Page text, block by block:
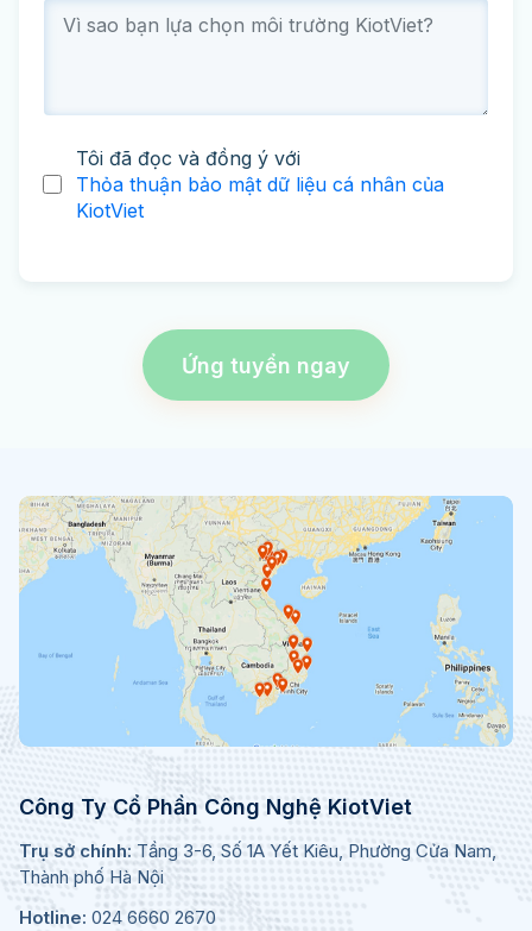
Tôi đã đọc và đồng ý với
Thỏa thuận bảo mật dữ liệu cá nhân của
KiotViet
Ứng tuyển ngay
Công Ty Cổ Phần Công Nghệ KiotViet
Trụ sở chính:Tầng 3-6, Số 1A Yết Kiêu, Phường Cửa Nam,
Thành phố Hà Nội
Hotline: 024 6660 2670